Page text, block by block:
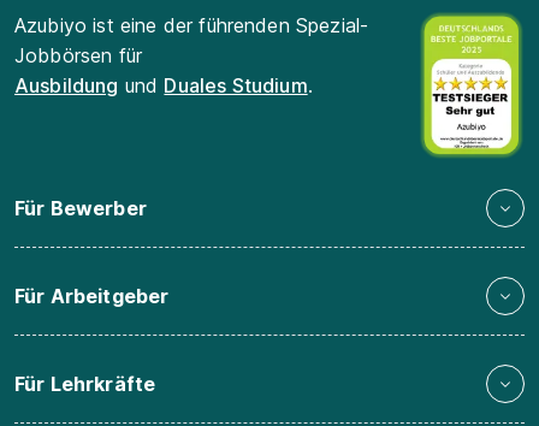
Azubiyo ist eine der führenden Spezial-
Jobbörsen für
Ausbildung und Duales Studium.
Für Bewerber
Für Arbeitgeber
Für Lehrkräfte